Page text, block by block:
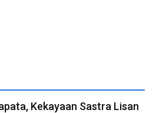
Kekayaan Sastra Lisan